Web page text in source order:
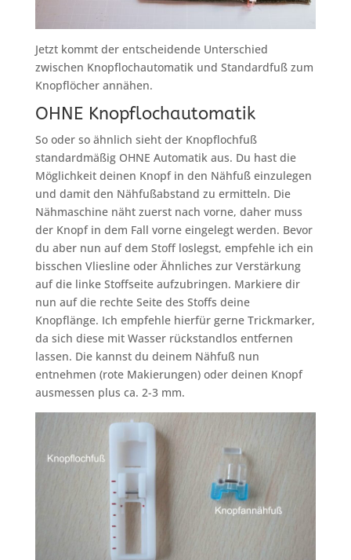
Jetzt kommt der entscheidende Unterschied
zwischen Knopflochautomatik und Standardfuß zum
Knopflöcher annähen.
OHNE Knopflochautomatik
So oder so ähnlich sieht der Knopflochfuß
standardmäßig OHNE Automatik aus. Du hast die
Möglichkeit deinen Knopf in den Nähfuß einzulegen
und damit den Nähfußabstand zu ermitteln. Die
Nähmaschine näht zuerst nach vorne, daher muss
der Knopf in dem Fall vorne eingelegt werden. Bevor
du aber nun auf dem Stoff loslegst, empfehle ich ein
bisschen Vliesline oder Ähnliches zur Verstärkung
auf die linke Stoffseite aufzubringen. Markiere dir
nun auf die rechte Seite des Stoffs deine
Knopflänge. Ich empfehle hierfür gerne Trickmarker,
da sich diese mit Wasser rückstandlos entfernen
lassen. Die kannst du deinem Nähfuß nun
entnehmen (rote Makierungen) oder deinen Knopf
ausmessen plus ca. 2-3 mm.